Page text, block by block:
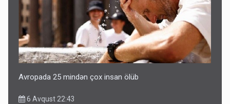
Avropada 25 mindən çox insan ölüb
6 Avqust 22:43